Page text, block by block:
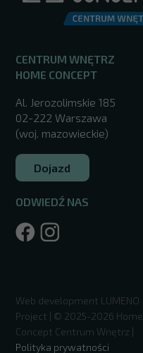
CENTRUM WNĘTRZ
HOME CONCEPT
Al. Jerozolimskie 185
02-222 Warszawa
(woj. mazowieckie)
Dojazd
ODWIEDŹ NAS
Web development LUMENO
Project | © 2025-2026 Home
Concept Centrum Wnętrz |
Polityka prywatności